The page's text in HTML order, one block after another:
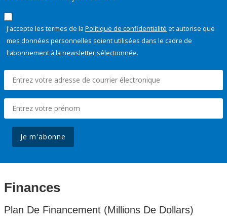
J'accepte les termes de la Politique de confidentialité et autorise que
mes données personnelles soient utilisées dans le cadre de
l'abonnement à la newsletter sélectionnée.
Je m'abonne
Finances
Plan De Financement (Millions De Dollars)